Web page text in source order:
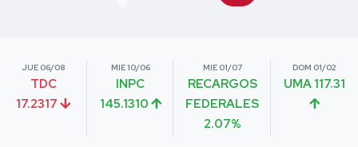
JUE 06/08
TDC
17.2317
MIE 10/06
INPC
145.1310
MIE 01/07
RECARGOS
FEDERALES
2.07%
DOM 01/02
UMA 117.31